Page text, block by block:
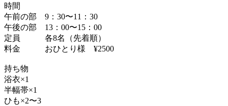
時間
午前の部 9：30〜11：30
午後の部 13：00〜15：00
定員 各8名（先着順）
料金 おひとり様 ¥2500
持ち物
浴衣×1
半幅帯×1
ひも×2〜3